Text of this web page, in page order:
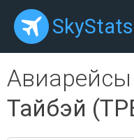
Тайбэй